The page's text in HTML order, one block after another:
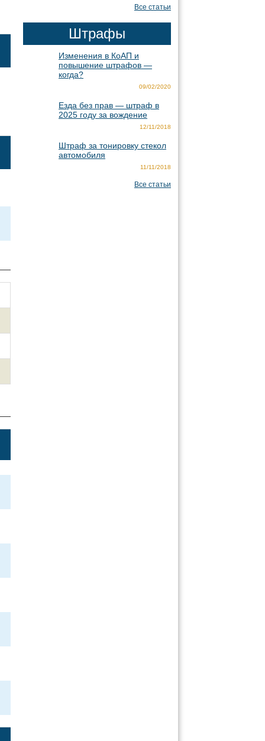
Все статьи
Штрафы
Изменения в КоАП и
повышение штрафов —
когда?
09/02/2020
Езда без прав — штраф в
2025 году за вождение
12/11/2018
Штраф за тонировку стекол
автомобиля
11/11/2018
Все статьи